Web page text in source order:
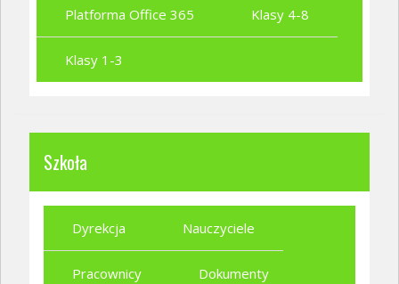
Platforma Office 365 Klasy 4-8
Klasy 1-3
Szkoła
Dyrekcja Nauczyciele
Pracownicy Dokumenty